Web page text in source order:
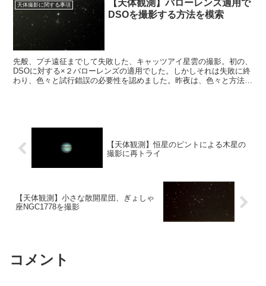
天体撮影に関する事項
【天体観測】バローレンズ適用で
DSOを撮影する方法を模索
先般、プチ遠征までして失敗した、キャッツアイ星雲の撮影。初の、
DSOに対する×２バローレンズの適用でした。しかしそれは失敗に終
わり、色々と試行錯誤の必要性を認めました。昨夜は、色々と方法を
【天体観測】恒星のピントによる木星の
撮影に再トライ
【天体観測】小さな散開星団、ぎょしゃ
座NGC1778を撮影
コメント